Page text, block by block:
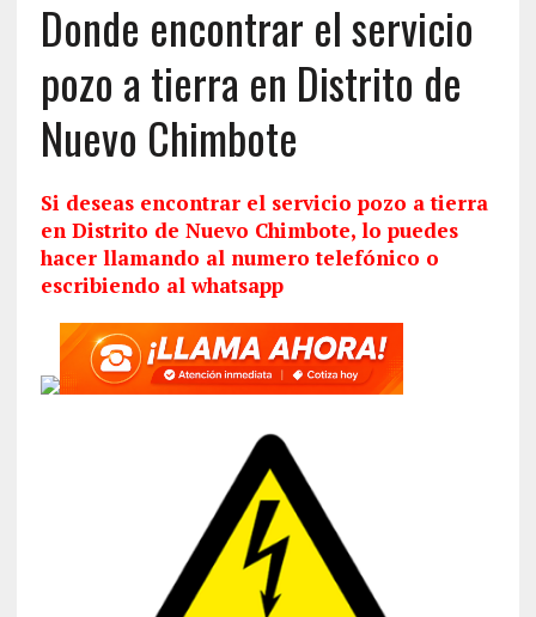
Donde encontrar el servicio
pozo a tierra en Distrito de
Nuevo Chimbote
Si deseas encontrar el servicio pozo a tierra
en Distrito de Nuevo Chimbote, lo puedes
hacer llamando al numero telefónico o
escribiendo al whatsapp